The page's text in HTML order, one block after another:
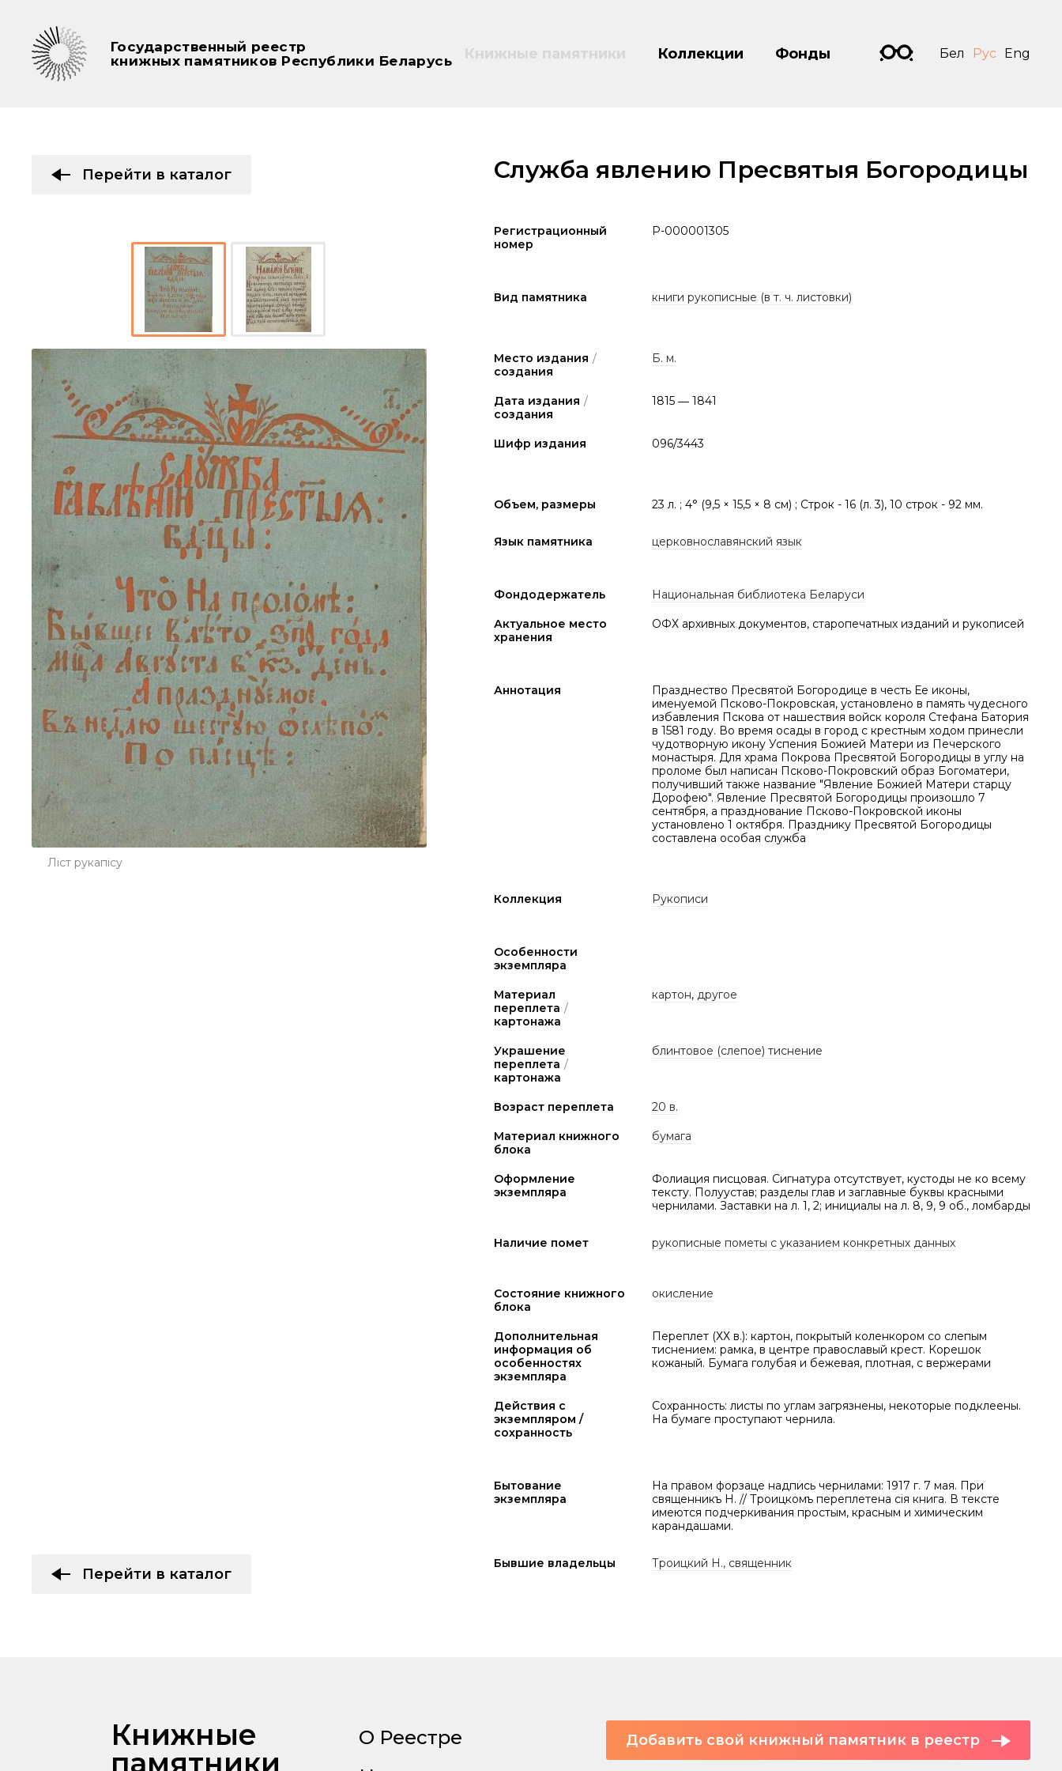
Государственный реестр
книжных памятников Республики Беларусь
Книжные памятники Коллекции Фонды Бел Рус Eng
Перейти в каталог
Ліст рукапісу
Перейти в каталог
Служба явлению Пресвятыя Богородицы
Регистрационный
номер
P-000001305
Вид памятника книги рукописные (в т. ч. листовки)
Место издания /
создания
Б. м.
Дата издания /
создания
1815 ― 1841
Шифр издания 096/3443
Объем, размеры 23 л. ; 4° (9,5 × 15,5 × 8 см) ; Строк - 16 (л. 3), 10 строк - 92 мм.
Язык памятника церковнославянский язык
Фондодержатель Национальная библиотека Беларуси
Актуальное место
хранения
ОФХ архивных документов, старопечатных изданий и рукописей
Аннотация
Празднество Пресвятой Богородице в честь Ее иконы,
именуемой Псково-Покровская, установлено в память чудесного
избавления Пскова от нашествия войск короля Стефана Батория
в 1581 году. Во время осады в город с крестным ходом принесли
чудотворную икону Успения Божией Матери из Печерского
монастыря. Для храма Покрова Пресвятой Богородицы в углу на
проломе был написан Псково-Покровский образ Богоматери,
получивший также название "Явление Божией Матери старцу
Дорофею". Явление Пресвятой Богородицы произошло 7
сентября, а празднование Псково-Покровской иконы
установлено 1 октября. Празднику Пресвятой Богородицы
составлена особая служба
Коллекция Рукописи
Особенности
экземпляра
Материал
переплета /
картонажа
картон, другое
Украшение
переплета /
картонажа
блинтовое (слепое) тиснение
Возраст переплета 20 в.
Материал книжного
блока
бумага
Оформление
экземпляра
Фолиация писцовая. Сигнатура отсутствует, кустоды не ко всему
тексту. Полуустав; разделы глав и заглавные буквы красными
чернилами. Заставки на л. 1, 2; инициалы на л. 8, 9, 9 об., ломбарды
Наличие помет рукописные пометы с указанием конкретных данных
Состояние книжного
блока
окисление
Дополнительная
информация об
особенностях
экземпляра
Переплет (ХХ в.): картон, покрытый коленкором со слепым
тиснением: рамка, в центре православый крест. Корешок
кожаный. Бумага голубая и бежевая, плотная, с вержерами
Действия с
экземпляром /
сохранность
Сохранность: листы по углам загрязнены, некоторые подклеены.
На бумаге проступают чернила.
Бытование
экземпляра
На правом форзаце надпись чернилами: 1917 г. 7 мая. При
священникъ Н. // Троицкомъ переплетена сія книга. В тексте
имеются подчеркивания простым, красным и химическим
карандашами.
Бывшие владельцы Троицкий Н., священник
Книжные
памятники
О Реестре
Добавить свой книжный памятник в реестр